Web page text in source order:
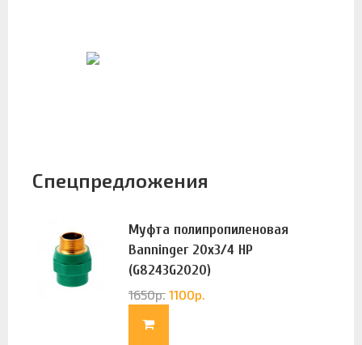
Спецпредложения
Муфта полипропиленовая
Banninger 20х3/4 НР
(G8243G2020)
1650р. 1100р.